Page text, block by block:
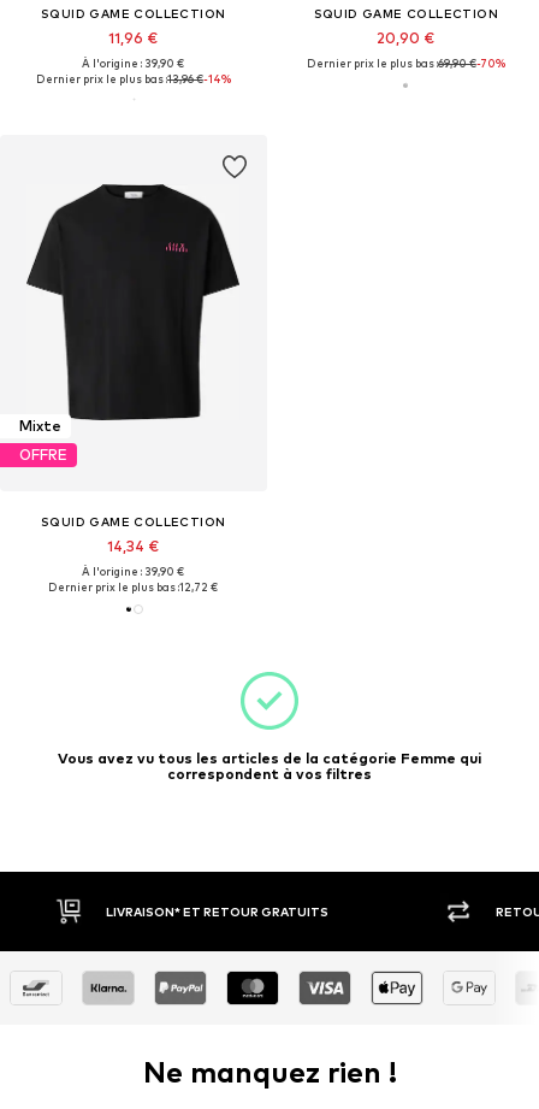
SQUID GAME COLLECTION
11,96 €
À l'origine : 39,90 €
Dernier prix le plus bas :13,96 €-14%
SQUID GAME COLLECTION
20,90 €
Dernier prix le plus bas :69,90 €-70%
Mixte
OFFRE
SQUID GAME COLLECTION
14,34 €
À l'origine : 39,90 €
Dernier prix le plus bas :12,72 €
Vous avez vu tous les articles de la catégorie Femme qui
correspondent à vos filtres
RETOUR GRATUITS RETOUR SOUS 30 JOURS
Ne manquez rien !